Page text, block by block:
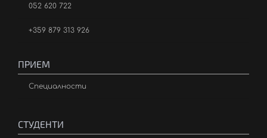
052 620 722
+359 879 313 926
ПРИЕМ
Специалности
СТУДЕНТИ